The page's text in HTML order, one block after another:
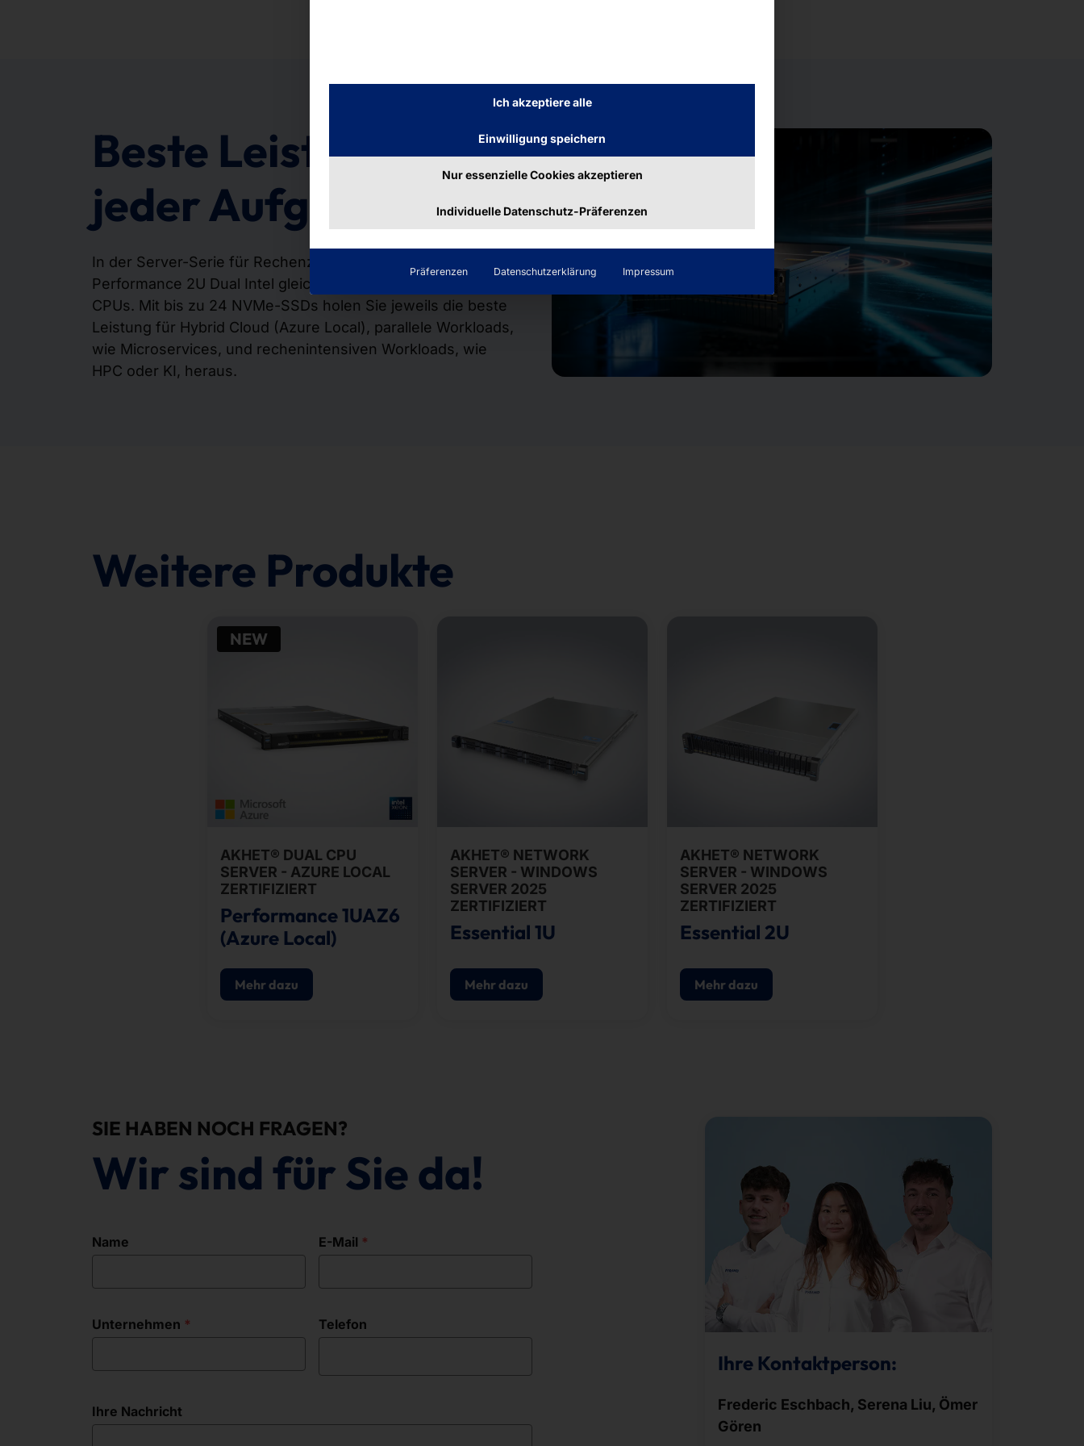
Beste Leistung bei
jeder Aufgabe
In der Server-Serie für Rechenzentren bietet der AKHET®
Performance 2U Dual Intel gleich 2 der aktuellen Datacenter-
CPUs. Mit bis zu 24 NVMe-SSDs holen Sie jeweils die beste
Leistung für Hybrid Cloud (Azure Local), parallele Workloads,
wie Microservices, und rechenintensiven Workloads, wie
HPC oder KI, heraus.
Weitere Produkte
NEW
AKHET® DUAL CPU
SERVER - AZURE LOCAL
ZERTIFIZIERT
Performance 1UAZ6
(Azure Local)
Mehr dazu
AKHET® NETWORK
SERVER - WINDOWS
SERVER 2025
ZERTIFIZIERT
Essential 1U
Mehr dazu
AKHET® NETWORK
SERVER - WINDOWS
SERVER 2025
ZERTIFIZIERT
Essential 2U
Mehr dazu
SIE HABEN NOCH FRAGEN?
Wir sind für Sie da!
Name E-Mail
Unternehmen Telefon
Ihre Nachricht
Ihre Kontaktperson:
Frederic Eschbach, Serena Liu, Ömer
Gören
Ich akzeptiere alle
Einwilligung speichern
Nur essenzielle Cookies akzeptieren
Individuelle Datenschutz-Präferenzen
Präferenzen Datenschutzerklärung Impressum